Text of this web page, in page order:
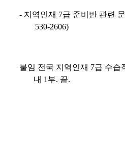
- 지역인재 7급 준비반 관련
530-2606)
붙임 전국 지역인재 7급 수습
내 1 부. 끝.